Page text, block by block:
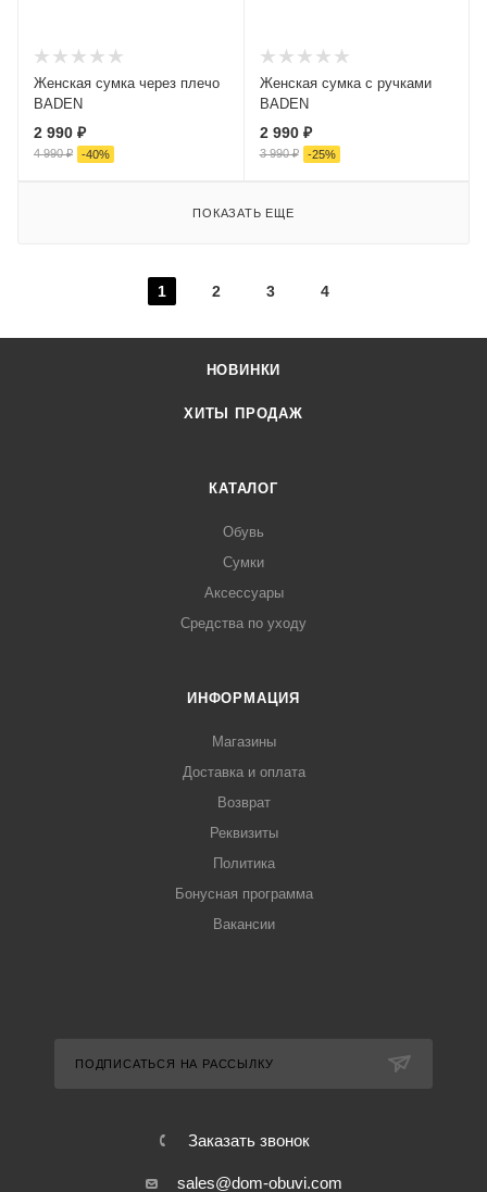
Женская сумка через плечо
BADEN
2 990 ₽
4 990 ₽ -40%
Женская сумка с ручками
BADEN
2 990 ₽
3 990 ₽ -25%
ПОКАЗАТЬ ЕЩЕ
1 2 3 4
НОВИНКИ
ХИТЫ ПРОДАЖ
КАТАЛОГ
Обувь
Сумки
Аксессуары
Средства по уходу
ИНФОРМАЦИЯ
Магазины
Доставка и оплата
Возврат
Реквизиты
Политика
Бонусная программа
Вакансии
ПОДПИСАТЬСЯ НА РАССЫЛКУ
Заказать звонок
sales@dom-obuvi.com